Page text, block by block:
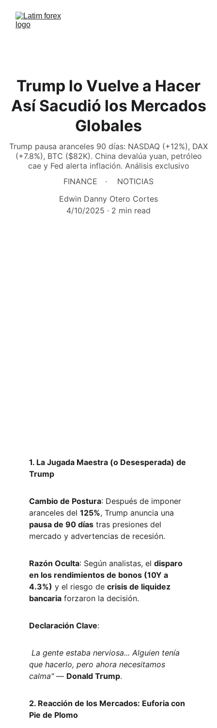
Trump lo Vuelve a Hacer
Así Sacudió los Mercados
Globales
Trump pausa aranceles 90 días: NASDAQ (+12%), DAX
(+7.8%), BTC ($82K). China devalúa yuan, petróleo
cae y Fed alerta inflación. Análisis exclusivo
FINANCE
NOTICIAS
Edwin Danny Otero Cortes
4/10/2025
2 min read
1. La Jugada Maestra (o Desesperada) de
Trump
Cambio de Postura: Después de imponer
aranceles del 125%, Trump anuncia una
pausa de 90 días tras presiones del
mercado y advertencias de recesión.
Razón Oculta: Según analistas, el disparo
en los rendimientos de bonos (10Y a
4.3%) y el riesgo de crisis de liquidez
bancaria forzaron la decisión.
Declaración Clave:
La gente estaba nerviosa... Alguien tenía
que hacerlo, pero ahora necesitamos
calma" — Donald Trump.
2. Reacción de los Mercados: Euforia con
Pie de Plomo